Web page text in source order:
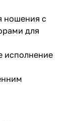
ношения с
для
исполнение